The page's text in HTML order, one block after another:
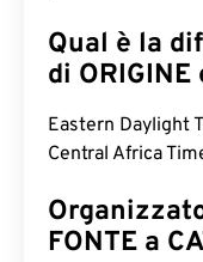
Qual è la
di ORIGINE
Eastern Daylight
Central Africa
FONTE a